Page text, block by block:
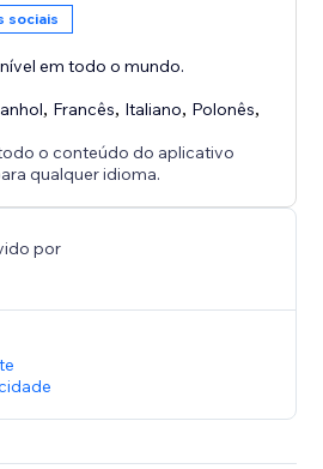
sociais
em todo o mundo.
, Francês, Italiano, Polonês,
o conteúdo do aplicativo
qualquer idioma.
por